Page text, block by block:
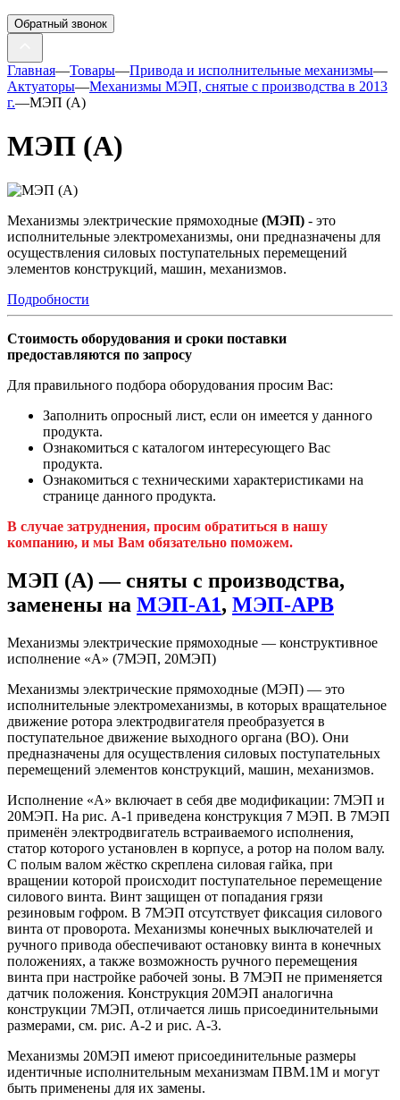
Обратный звонок
Главная—Товары—Привода и исполнительные механизмы—
Актуаторы—Механизмы МЭП, снятые с производства в 2013
г.—МЭП (А)
МЭП (А)
Механизмы электрические прямоходные (МЭП) - это
исполнительные электромеханизмы, они предназначены для
осуществления силовых поступательных перемещений
элементов конструкций, машин, механизмов.
Подробности
Стоимость оборудования и сроки поставки
предоставляются по запросу
Для правильного подбора оборудования просим Вас:
Заполнить опросный лист, если он имеется у данного
продукта.
Ознакомиться с каталогом интересующего Вас
продукта.
Ознакомиться с техническими характеристиками на
странице данного продукта.
В случае затруднения, просим обратиться в нашу
компанию, и мы Вам обязательно поможем.
МЭП (А) — сняты с производства,
заменены на МЭП-А1, МЭП-АРВ
Механизмы электрические прямоходные — конструктивное
исполнение «А» (7МЭП, 20МЭП)
Механизмы электрические прямоходные (МЭП) — это
исполнительные электромеханизмы, в которых вращательное
движение ротора электродвигателя преобразуется в
поступательное движение выходного органа (ВО). Они
предназначены для осуществления силовых поступательных
перемещений элементов конструкций, машин, механизмов.
Исполнение «А» включает в себя две модификации: 7МЭП и
20МЭП. На рис. А-1 приведена конструкция 7 МЭП. В 7МЭП
применён электродвигатель встраиваемого исполнения,
статор которого установлен в корпусе, а ротор на полом валу.
С полым валом жёстко скреплена силовая гайка, при
вращении которой происходит поступательное перемещение
силового винта. Винт защищен от попадания грязи
резиновым гофром. В 7МЭП отсутствует фиксация силового
винта от проворота. Механизмы конечных выключателей и
ручного привода обеспечивают остановку винта в конечных
положениях, а также возможность ручного перемещения
винта при настройке рабочей зоны. В 7МЭП не применяется
датчик положения. Конструкция 20МЭП аналогична
конструкции 7МЭП, отличается лишь присоединительными
размерами, см. рис. А-2 и рис. А-3.
Механизмы 20МЭП имеют присоединительные размеры
идентичные исполнительным механизмам ПВМ.1М и могут
быть применены для их замены.